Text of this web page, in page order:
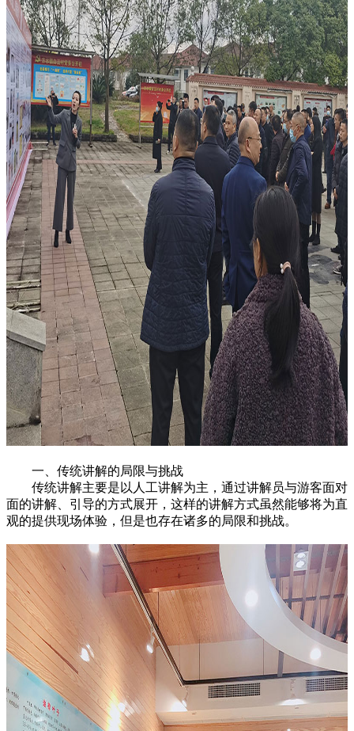
一、传统讲解的局限与挑战
传统讲解主要是以人工讲解为主，通过讲解员与游客面对
面的讲解、引导的方式展开，这样的讲解方式虽然能够将为直
观的提供现场体验，但是也存在诸多的局限和挑战。